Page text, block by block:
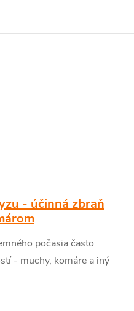
- účinná zbraň
počasia často
- muchy, komáre a iný